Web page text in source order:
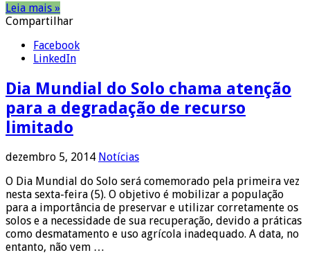
Leia mais »
Compartilhar
Facebook
LinkedIn
Dia Mundial do Solo chama atenção
para a degradação de recurso
limitado
dezembro 5, 2014 Notícias
O Dia Mundial do Solo será comemorado pela primeira vez
nesta sexta-feira (5). O objetivo é mobilizar a população
para a importância de preservar e utilizar corretamente os
solos e a necessidade de sua recuperação, devido a práticas
como desmatamento e uso agrícola inadequado. A data, no
entanto, não vem …